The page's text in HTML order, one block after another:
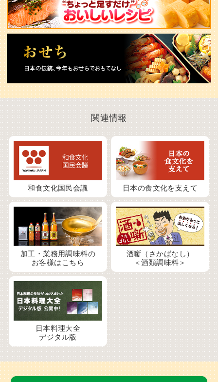
関連情報
和食文化国民会議 日本の食文化を支えて
加工・業務用調味料の
お客様はこちら
酒噺（さかばなし）
＜酒類調味料＞
⽇本料理⼤全
デジタル版